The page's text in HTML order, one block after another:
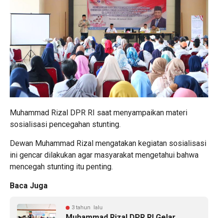
Muhammad Rizal DPR RI saat menyampaikan materi
sosialisasi pencegahan stunting.
Dewan Muhammad Rizal mengatakan kegiatan sosialisasi
ini gencar dilakukan agar masyarakat mengetahui bahwa
mencegah stunting itu penting.
Baca Juga
3 tahun lalu